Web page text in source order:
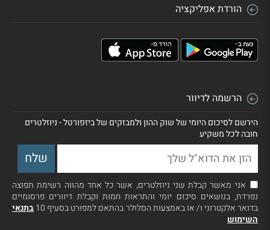
הורדת אפליקציה
הרשמה לדיוור
הירשם לסיכום היומי של שוק ההון ולמבזקים של ביזפורטל - ניוזלטרים
חובה לכל משקיע
אני מאשר קבלת שני ניוזלטרים, אשר כל אחד מהווה רשימת תפוצה
נפרדת, בנושאים סיכום יומי והתראות חמות וקבלת דיוורים פרסומיים
בדואר אלקטרוני ו/ או באמצעות הסלולר בהתאם למפורט בסעיף 10
בתנאי
השימוש